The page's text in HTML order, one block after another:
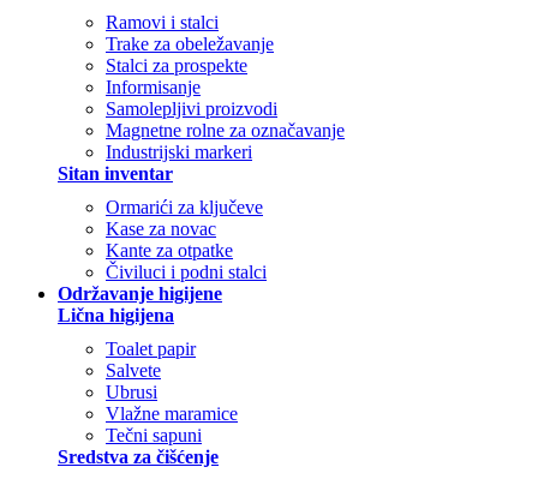
Ramovi i stalci
Trake za obeležavanje
Stalci za prospekte
Informisanje
Samolepljivi proizvodi
Magnetne rolne za označavanje
Industrijski markeri
Sitan inventar
Ormarići za ključeve
Kase za novac
Kante za otpatke
Čiviluci i podni stalci
Održavanje higijene
Lična higijena
Toalet papir
Salvete
Ubrusi
Vlažne maramice
Tečni sapuni
Sredstva za čišćenje